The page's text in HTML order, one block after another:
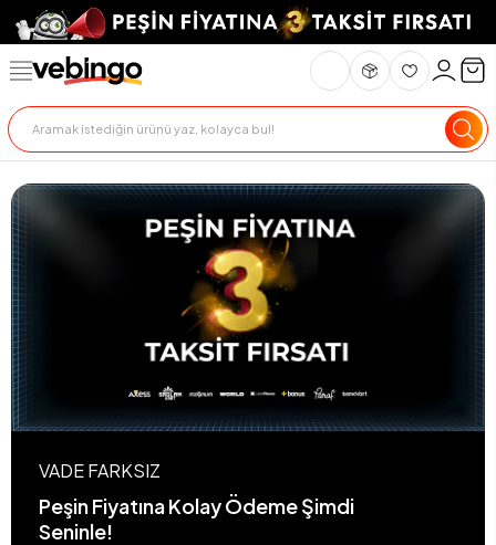
VADE FARKSIZ
Peşin Fiyatına Kolay Ödeme Şimdi
Seninle!